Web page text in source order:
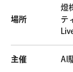
場所
燈
テ
主催 AI